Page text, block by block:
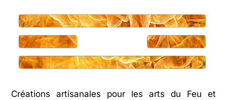
Créations artisanales pour les arts du Feu et